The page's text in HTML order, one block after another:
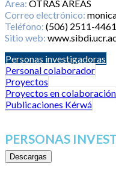
Área: OTRAS AREAS
Correo electrónico:
Teléfono: (506) 2511-
Sitio web:
Personas investigadoras
Personal colaborador
Proyectos
Proyectos en colaboración
Publicaciones Kérwá
PERSONAS
Descargas